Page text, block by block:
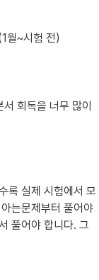
월~시험 전)
회독을 너무 많이
록 실제 시험에서 모
는문제부터 풀어야
풀어야 합니다. 그